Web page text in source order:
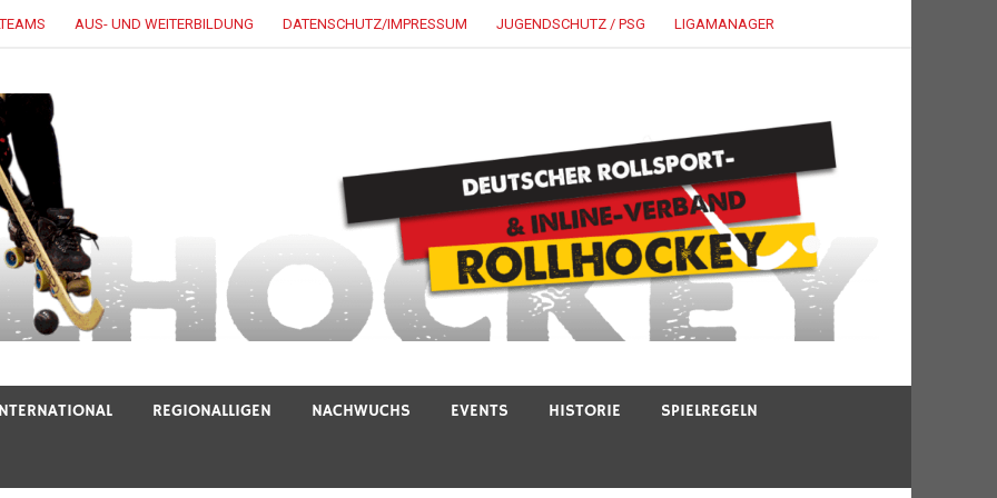
AUS- UND WEITERBILDUNG DATENSCHUTZ/IMPRESSUM JUGENDSCHUTZ / PSG LIGAMANAGER
REGIONALLIGEN NACHWUCHS EVENTS HISTORIE SPIELREGELN